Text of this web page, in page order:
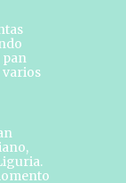
pan
varios